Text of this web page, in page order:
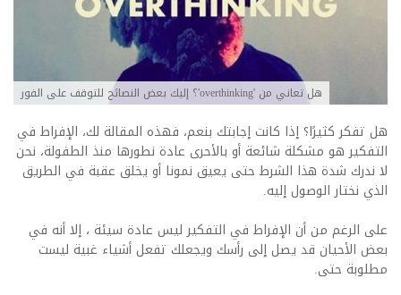
هل تعاني من 'overthinking'؟ إليك بعض النصائح للتوقف على الفور
هل تفكر كثيرًا؟ إذا كانت إجابتك بنعم، فهذه المقالة لك، الإفراط في
التفكير هو مشكلة شائعة أو بالأحرى عادة نطورها منذ الطفولة، نحن
لا ندرك شدة هذا الشرط حتى يعيق نمونا أو يخلق عقبة في الطريق
الذي نختار الوصول إليه.
على الرغم من أن الإفراط في التفكير ليس عادة سيئة ، إلا أنه في
بعض الأحيان قد يصل إلى رأسك ويجعلك تفعل أشياء غبية ليست
مطلوبة حتى.